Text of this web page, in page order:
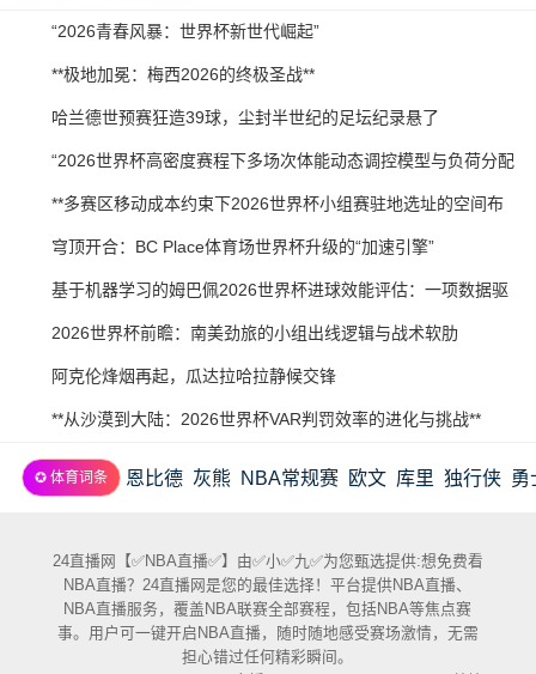
2026-
“2026青春风暴：世界杯新世代崛起”
2026-
**极地加冕：梅西2026的终极圣战**
2026-
哈兰德世预赛狂造39球，尘封半世纪的足坛纪录悬了
2026-
“2026世界杯高密度赛程下多场次体能动态调控模型与负荷分配
策略研究”
2026-
**多赛区移动成本约束下2026世界杯小组赛驻地选址的空间布
局优化研究**
2026-
穹顶开合：BC Place体育场世界杯升级的“加速引擎”
2026-
基于机器学习的姆巴佩2026世界杯进球效能评估：一项数据驱
动预测
2026-
2026世界杯前瞻：南美劲旅的小组出线逻辑与战术软肋
2026-
阿克伦烽烟再起，瓜达拉哈拉静候交锋
2026-
18
**从沙漠到大陆：2026世界杯VAR判罚效率的进化与挑战**
✪ 体育词条 恩比德 灰熊 NBA常规赛 欧文 库里 独行侠 勇
24直播网【✅NBA直播✅】由✅小✅九✅为您甄选提供:想免费看
NBA直播？24直播网是您的最佳选择！平台提供NBA直播、
NBA直播服务，覆盖NBA联赛全部赛程，包括NBA等焦点赛
事。用户可一键开启NBA直播，随时随地感受赛场激情，无需
担心错过任何精彩瞬间。